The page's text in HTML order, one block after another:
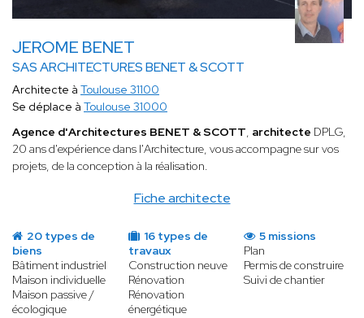
JEROME BENET
SAS ARCHITECTURES BENET & SCOTT
Fiche architecte
Architecte à Toulouse 31100
Se déplace à Toulouse 31000
Agence d'Architectures BENET & SCOTT, architecte DPLG,
20 ans d'expérience dans l'Architecture, vous accompagne sur vos
projets, de la conception à la réalisation.
20 types de
biens
Bâtiment industriel
Maison individuelle
Maison passive /
écologique
16 types de
travaux
Construction neuve
Rénovation
Rénovation
énergétique
5 missions
Plan
Permis de construire
Suivi de chantier